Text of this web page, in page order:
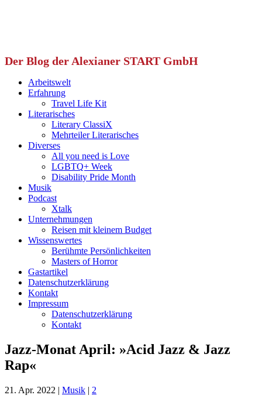
Der Blog der Alexianer START GmbH
Arbeitswelt
Erfahrung
Travel Life Kit
Literarisches
Literary ClassiX
Mehrteiler Literarisches
Diverses
All you need is Love
LGBTQ+ Week
Disability Pride Month
Musik
Podcast
Xtalk
Unternehmungen
Reisen mit kleinem Budget
Wissenswertes
Berühmte Persönlichkeiten
Masters of Horror
Gastartikel
Datenschutzerklärung
Kontakt
Impressum
Datenschutzerklärung
Kontakt
Jazz-Monat April: »Acid Jazz & Jazz
Rap«
21. Apr. 2022 | Musik | 2